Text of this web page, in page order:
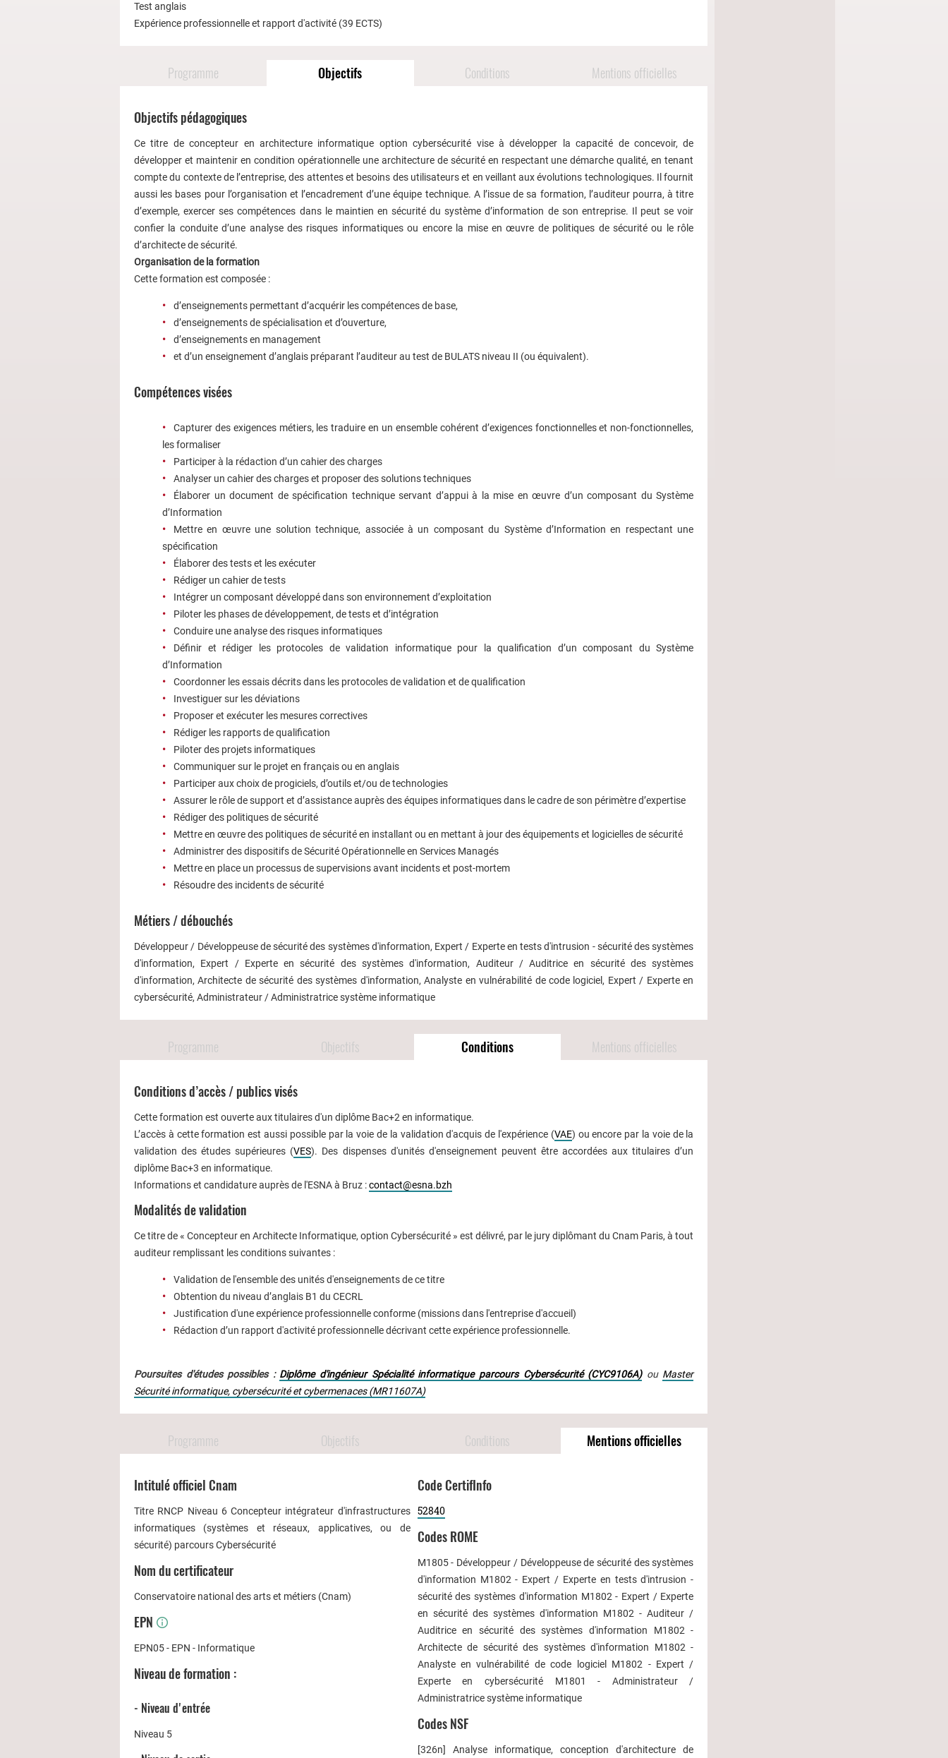
Test anglais
Expérience professionnelle et rapport d'activité (39 ECTS)
Programme Objectifs Conditions Mentions officielles
Objectifs pédagogiques
Ce titre de concepteur en architecture informatique option cybersécurité vise à développer la capacité de concevoir, de
développer et maintenir en condition opérationnelle une architecture de sécurité en respectant une démarche qualité, en tenant
compte du contexte de l’entreprise, des attentes et besoins des utilisateurs et en veillant aux évolutions technologiques. Il fournit
aussi les bases pour l’organisation et l’encadrement d’une équipe technique. A l’issue de sa formation, l’auditeur pourra, à titre
d’exemple, exercer ses compétences dans le maintien en sécurité du système d’information de son entreprise. Il peut se voir
confier la conduite d’une analyse des risques informatiques ou encore la mise en œuvre de politiques de sécurité ou le rôle
d’architecte de sécurité.
Organisation de la formation
Cette formation est composée :
d’enseignements permettant d’acquérir les compétences de base,
d’enseignements de spécialisation et d’ouverture,
d’enseignements en management
et d’un enseignement d’anglais préparant l’auditeur au test de BULATS niveau II (ou équivalent).
Compétences visées
Capturer des exigences métiers, les traduire en un ensemble cohérent d’exigences fonctionnelles et non-fonctionnelles,
les formaliser
Participer à la rédaction d’un cahier des charges
Analyser un cahier des charges et proposer des solutions techniques
Élaborer un document de spécification technique servant d’appui à la mise en œuvre d’un composant du Système
d’Information
Mettre en œuvre une solution technique, associée à un composant du Système d’Information en respectant une
spécification
Élaborer des tests et les exécuter
Rédiger un cahier de tests
Intégrer un composant développé dans son environnement d’exploitation
Piloter les phases de développement, de tests et d’intégration
Conduire une analyse des risques informatiques
Définir et rédiger les protocoles de validation informatique pour la qualification d’un composant du Système
d’Information
Coordonner les essais décrits dans les protocoles de validation et de qualification
Investiguer sur les déviations
Proposer et exécuter les mesures correctives
Rédiger les rapports de qualification
Piloter des projets informatiques
Communiquer sur le projet en français ou en anglais
Participer aux choix de progiciels, d’outils et/ou de technologies
Assurer le rôle de support et d’assistance auprès des équipes informatiques dans le cadre de son périmètre d’expertise
Rédiger des politiques de sécurité
Mettre en œuvre des politiques de sécurité en installant ou en mettant à jour des équipements et logicielles de sécurité
Administrer des dispositifs de Sécurité Opérationnelle en Services Managés
Mettre en place un processus de supervisions avant incidents et post-mortem
Résoudre des incidents de sécurité
Métiers / débouchés
Développeur / Développeuse de sécurité des systèmes d'information, Expert / Experte en tests d'intrusion - sécurité des systèmes
d'information, Expert / Experte en sécurité des systèmes d'information, Auditeur / Auditrice en sécurité des systèmes
d'information, Architecte de sécurité des systèmes d'information, Analyste en vulnérabilité de code logiciel, Expert / Experte en
cybersécurité, Administrateur / Administratrice système informatique
Programme Objectifs Conditions Mentions officielles
Conditions d’accès / publics visés
Cette formation est ouverte aux titulaires d'un diplôme Bac+2 en informatique.
L’accès à cette formation est aussi possible par la voie de la validation d'acquis de l'expérience (VAE) ou encore par la voie de la
validation des études supérieures (VES). Des dispenses d'unités d'enseignement peuvent être accordées aux titulaires d’un
diplôme Bac+3 en informatique.
Informations et candidature auprès de l'ESNA à Bruz :contact@esna.bzh
Modalités de validation
Ce titre de « Concepteur en Architecte Informatique, option Cybersécurité » est délivré, par le jury diplômant du Cnam Paris, à tout
auditeur remplissant les conditions suivantes :
Validation de l'ensemble des unités d'enseignements de ce titre
Obtention du niveau d’anglais B1 du CECRL
Justification d'une expérience professionnelle conforme (missions dans l'entreprise d'accueil)
Rédaction d’un rapport d'activité professionnelle décrivant cette expérience professionnelle.
Poursuites d'études possibles : Diplôme d'ingénieur Spécialité informatique parcours Cybersécurité (CYC9106A)ou Master
Sécurité informatique, cybersécurité et cybermenaces (MR11607A)
Programme Objectifs Conditions Mentions officielles
Intitulé officiel Cnam
Titre RNCP Niveau 6 Concepteur intégrateur d'infrastructures
informatiques (systèmes et réseaux, applicatives, ou de
sécurité) parcours Cybersécurité
Nom du certificateur
Conservatoire national des arts et métiers (Cnam)
EPN
EPN05 - EPN - Informatique
Niveau de formation :
- Niveau d'entrée
Niveau 5
Code CertifInfo
52840
Codes ROME
M1805 - Développeur / Développeuse de sécurité des systèmes
d'information M1802 - Expert / Experte en tests d'intrusion -
sécurité des systèmes d'information M1802 - Expert / Experte
en sécurité des systèmes d'information M1802 - Auditeur /
Auditrice en sécurité des systèmes d'information M1802 -
Architecte de sécurité des systèmes d'information M1802 -
Analyste en vulnérabilité de code logiciel M1802 - Expert /
Experte en cybersécurité M1801 - Administrateur /
Administratrice système informatique
Codes NSF
[326n] Analyse informatique, conception d'architecture de